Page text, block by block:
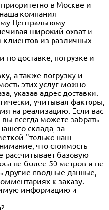
в Москве и
компания
Центральному
широкий охват и
клиентов из различных
по доставке, погрузке и
а также погрузку и
этих услуг можно
указав адрес доставки.
учитывая факторы,
на реализацию. Если вас
вы всегда можете забрать
склада, за
"только наш
что стоимость
рассчитывает базовую
не более 50 метров и не
другие вводные данные,
к заказу.
информацию и